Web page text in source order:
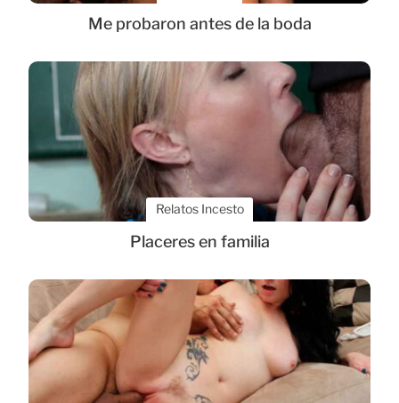
Me probaron antes de la boda
Relatos Incesto
Placeres en familia